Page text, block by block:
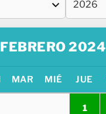
FEBRERO 2024
MAR MIÉ JUE
1